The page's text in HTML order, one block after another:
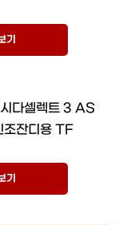
기
다셀렉트 3 AS
조잔디용 TF
기